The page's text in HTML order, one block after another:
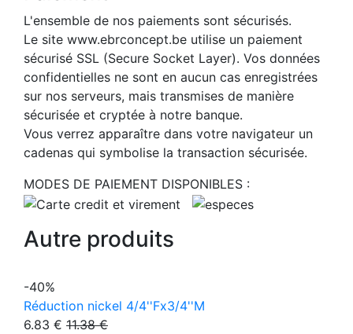
L'ensemble de nos paiements sont sécurisés.
Le site www.ebrconcept.be utilise un paiement
sécurisé SSL (Secure Socket Layer). Vos données
confidentielles ne sont en aucun cas enregistrées
sur nos serveurs, mais transmises de manière
sécurisée et cryptée à notre banque.
Vous verrez apparaître dans votre navigateur un
cadenas qui symbolise la transaction sécurisée.
MODES DE PAIEMENT DISPONIBLES :
Autre produits
-40%
Réduction nickel 4/4''Fx3/4''M
6.83 € 11.38 €